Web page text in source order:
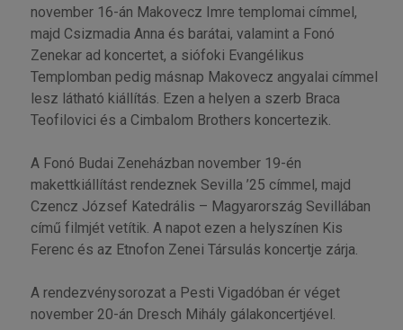
november 16-án Makovecz Imre templomai címmel,
majd Csizmadia Anna és barátai, valamint a Fonó
Zenekar ad koncertet, a siófoki Evangélikus
Templomban pedig másnap Makovecz angyalai címmel
lesz látható kiállítás. Ezen a helyen a szerb Braca
Teofilovici és a Cimbalom Brothers koncertezik.
A Fonó Budai Zeneházban november 19-én
makettkiállítást rendeznek Sevilla ’25 címmel, majd
Czencz József Katedrális – Magyarország Sevillában
című filmjét vetítik. A napot ezen a helyszínen Kis
Ferenc és az Etnofon Zenei Társulás koncertje zárja.
A rendezvénysorozat a Pesti Vigadóban ér véget
november 20-án Dresch Mihály gálakoncertjével.